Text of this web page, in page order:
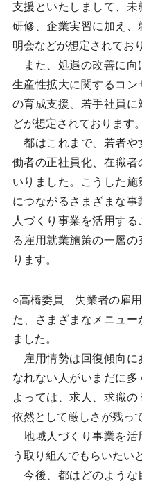
支援といたしまして、
研修、企業実習に加え
明会などが想定されてお
また、処遇の改善に向
生産性拡大に関するコ
の育成支援、若手社員
どが想定されております。
都はこれまで、若者や
働者の正社員化、在職者
いりました。こうした
につながるさまざまな
人づくり事業を活用す
る雇用就業施策の一層
ります。
○高橋委員 失業者の雇用
た、さまざまなメニュー
ました。
雇用情勢は回復傾向に
なれない人がいまだに
よっては、求人、求職の
依然として厳しさが残っ
地域人づくり事業を活
う取り組んでもらいたい
今後、都はどのような